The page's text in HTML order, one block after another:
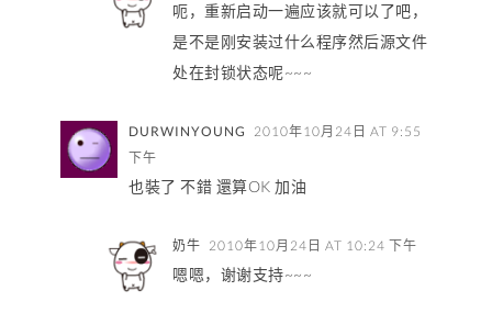
呃，重新启动一遍应该就可以了吧，
是不是刚安装过什么程序然后源文件
处在封锁状态呢~~~
DURWINYOUNG
2010年10月24日 AT 9:55
下午
也裝了 不錯 還算OK 加油
奶牛 2010年10月24日 AT 10:24 下午
嗯嗯，谢谢支持~~~